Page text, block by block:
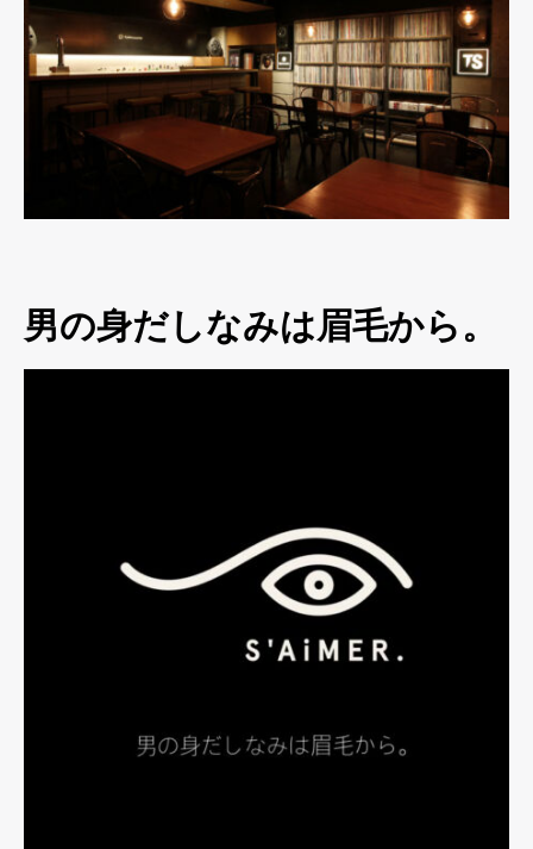
男の身だしなみは眉毛から。